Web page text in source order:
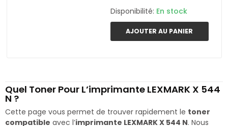
Disponibilité: En stock
AJOUTER AU PANIER
Quel Toner Pour L’imprimante LEXMARK X 544
N ?
Cette page vous permet de trouver rapidement le toner
compatible avec l’imprimante LEXMARK X 544 N. Nous